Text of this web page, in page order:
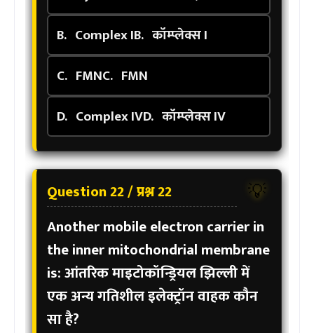
B. Complex IB. कॉम्प्लेक्स I
C. FMNC. FMN
D. Complex IVD. कॉम्प्लेक्स IV
💡
Question 22 / प्रश्न 22
Another mobile electron carrier in
the inner mitochondrial membrane
is:आंतरिक माइटोकॉन्ड्रियल झिल्ली में
एक अन्य गतिशील इलेक्ट्रॉन वाहक कौन
सा है?